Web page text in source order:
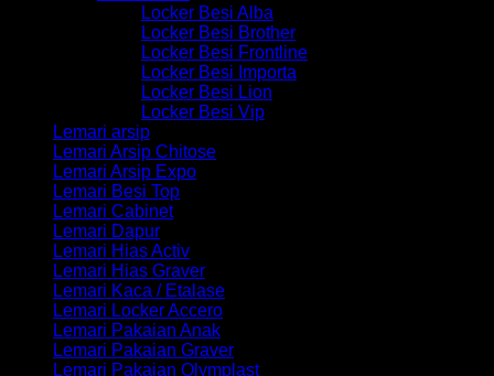
Locker Besi Alba
Locker Besi Brother
Locker Besi Frontline
Locker Besi Importa
Locker Besi Lion
Locker Besi Vip
Lemari arsip
Lemari Arsip Chitose
Lemari Arsip Expo
Lemari Besi Top
Lemari Cabinet
Lemari Dapur
Lemari Hias Activ
Lemari Hias Graver
Lemari Kaca / Etalase
Lemari Locker Accero
Lemari Pakaian Anak
Lemari Pakaian Graver
Lemari Pakaian Olymplast